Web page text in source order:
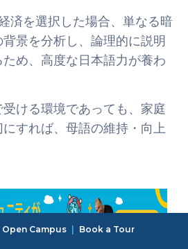
済を選択した場合、単なる暗
景を分析し、論理的に説明
め、高度な日本語力が養わ
ける環境であっても、家庭
すれば、母語の維持・向上
Open Campus | Book a Tour